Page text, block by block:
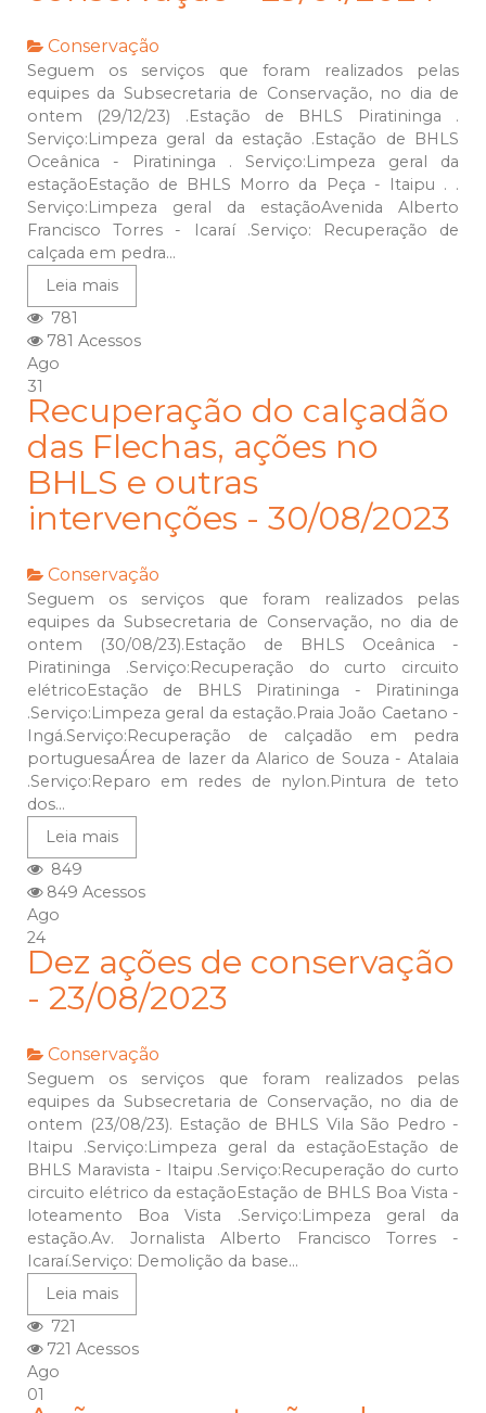
Conservação
Seguem os serviços que foram realizados pelas
equipes da Subsecretaria de Conservação, no dia de
ontem (29/12/23) .Estação de BHLS Piratininga .
Serviço:Limpeza geral da estação .Estação de BHLS
Oceânica - Piratininga . Serviço:Limpeza geral da
estaçãoEstação de BHLS Morro da Peça - Itaipu . .
Serviço:Limpeza geral da estaçãoAvenida Alberto
Francisco Torres - Icaraí .Serviço: Recuperação de
calçada em pedra...
Leia mais
781
781 Acessos
Ago
31
Recuperação do calçadão
das Flechas, ações no
BHLS e outras
intervenções - 30/08/2023
Conservação
Seguem os serviços que foram realizados pelas
equipes da Subsecretaria de Conservação, no dia de
ontem (30/08/23).Estação de BHLS Oceânica -
Piratininga .Serviço:Recuperação do curto circuito
elétricoEstação de BHLS Piratininga - Piratininga
.Serviço:Limpeza geral da estação.Praia João Caetano -
Ingá.Serviço:Recuperação de calçadão em pedra
portuguesaÁrea de lazer da Alarico de Souza - Atalaia
.Serviço:Reparo em redes de nylon.Pintura de teto
dos...
Leia mais
849
849 Acessos
Ago
24
Dez ações de conservação
- 23/08/2023
Conservação
Seguem os serviços que foram realizados pelas
equipes da Subsecretaria de Conservação, no dia de
ontem (23/08/23). Estação de BHLS Vila São Pedro -
Itaipu .Serviço:Limpeza geral da estaçãoEstação de
BHLS Maravista - Itaipu .Serviço:Recuperação do curto
circuito elétrico da estaçãoEstação de BHLS Boa Vista -
loteamento Boa Vista .Serviço:Limpeza geral da
estação.Av. Jornalista Alberto Francisco Torres -
Icaraí.Serviço: Demolição da base...
Leia mais
721
721 Acessos
Ago
01